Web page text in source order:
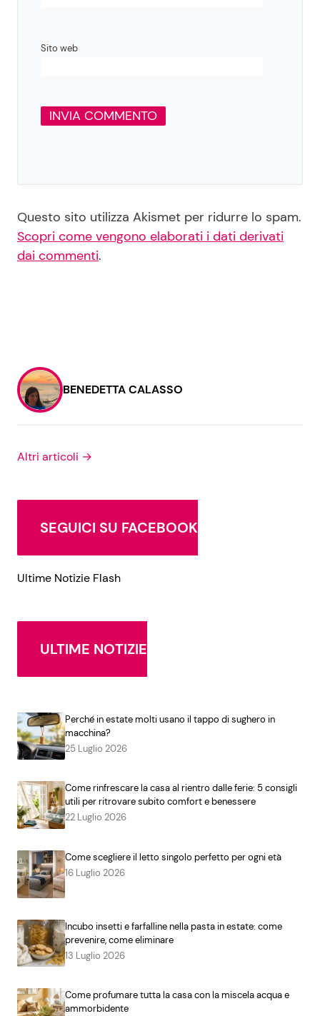
Sito web
Questo sito utilizza Akismet per ridurre lo spam.
Scopri come vengono elaborati i dati derivati
dai commenti.
BENEDETTA CALASSO
Altri articoli →
SEGUICI SU FACEBOOK
Ultime Notizie Flash
ULTIME NOTIZIE
Perché in estate molti usano il tappo di sughero in
macchina?
25 Luglio 2026
Come rinfrescare la casa al rientro dalle ferie: 5 consigli
utili per ritrovare subito comfort e benessere
22 Luglio 2026
Come scegliere il letto singolo perfetto per ogni età
16 Luglio 2026
Incubo insetti e farfalline nella pasta in estate: come
prevenire, come eliminare
13 Luglio 2026
Come profumare tutta la casa con la miscela acqua e
ammorbidente